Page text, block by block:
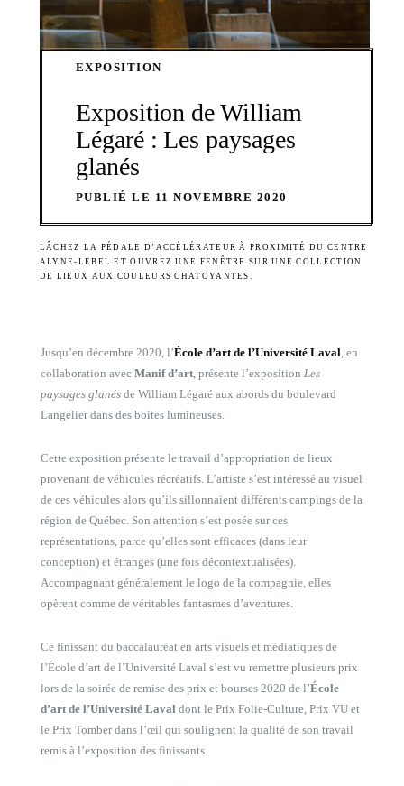
EXPOSITION
Exposition de William
Légaré : Les paysages
glanés
PUBLIÉ LE 11 NOVEMBRE 2020
LÂCHEZ LA PÉDALE D’ACCÉLÉRATEUR À PROXIMITÉ DU CENTRE
ALYNE-LEBEL ET OUVREZ UNE FENÊTRE SUR UNE COLLECTION
DE LIEUX AUX COULEURS CHATOYANTES.
Jusqu’en décembre 2020, l’École d’art de l’Université Laval, en
collaboration avec Manif d’art, présente l’exposition Les
paysages glanés de William Légaré aux abords du boulevard
Langelier dans des boites lumineuses.
Cette exposition présente le travail d’appropriation de lieux
provenant de véhicules récréatifs. L’artiste s’est intéressé au visuel
de ces véhicules alors qu’ils sillonnaient différents campings de la
région de Québec. Son attention s’est posée sur ces
représentations, parce qu’elles sont efficaces (dans leur
conception) et étranges (une fois décontextualisées).
Accompagnant généralement le logo de la compagnie, elles
opèrent comme de véritables fantasmes d’aventures.
Ce finissant du baccalauréat en arts visuels et médiatiques de
l’École d’art de l’Université Laval s’est vu remettre plusieurs prix
lors de la soirée de remise des prix et bourses 2020 de l’École
d’art de l’Université Laval dont le Prix Folie-Culture, Prix VU et
le Prix Tomber dans l’œil qui soulignent la qualité de son travail
remis à l’exposition des finissants.